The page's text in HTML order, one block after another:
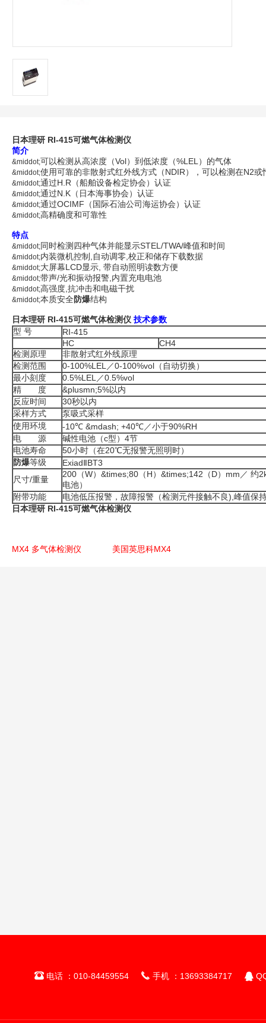
日本理研 RI-415可燃气体检测仪
简介
&middot;可以检测从高浓度（Vol）到低浓度（%LEL）的气体
&middot;使用可靠的非散射式红外线方式（NDIR），可以检测在N2
&middot;通过H.R（船舶设备检定协会）认证
&middot;通过N.K（日本海事协会）认证
&middot;通过OCIMF（国际石油公司海运协会）认证
&middot;高精确度和可靠性
特点
&middot;同时检测四种气体并能显示STEL/TWA/峰值和时间
&middot;内装微机控制,自动调零,校正和储存下载数据
&middot;大屏幕LCD显示, 带自动照明读数方便
&middot;带声/光和振动报警,内置充电电池
&middot;高强度,抗冲击和电磁干扰
&middot;本质安全防爆结构
日本理研 RI-415可燃气体检测仪 技术参数
型 号
RI-415
HC
CH4
检测原理
非散射式红外线原理
检测范围
0-100%LEL／0-100%vol（自动切换）
最小刻度
0.5%LEL／0.5%vol
精 度
&plusmn;5%以内
反应时间
30秒以内
采样方式
泵吸式采样
使用环境
-10℃ &mdash; +40℃／小于90%RH
电 源
碱性电池（c型）4节
电池寿命
50小时（在20℃无报警无照明时）
防爆等级
ExiadⅡBT3
尺寸/重量
200（W）&times;80（H）&times;142（D）mm／ 约
电池）
附带功能
电池低压报警，故障报警（检测元件接触不良),峰值保
日本理研 RI-415可燃气体检测仪
MX4 多气体检测仪 美国英思科MX4
电话 ：010-84459554  手机 ：13693384717 